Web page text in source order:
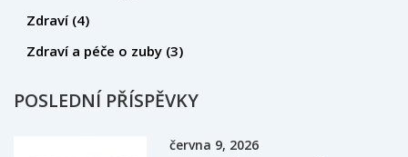
Zdraví (4)
Zdraví a péče o zuby (3)
POSLEDNÍ PŘÍSPĚVKY
června 9, 2026